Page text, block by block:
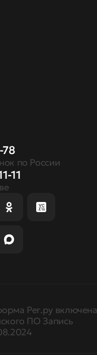
по России
11
Рег.ру включена
ПО Запись